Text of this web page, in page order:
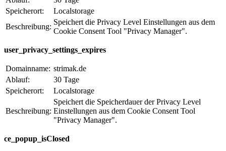
Speicherort:
Localstorage
Beschreibung:
Speichert die Privacy Level Einstellungen aus dem
Cookie Consent Tool "Privacy Manager".
user_privacy_settings_expires
Domainname: strimak.de
Ablauf:
30 Tage
Speicherort:
Localstorage
Beschreibung:
Speichert die Speicherdauer der Privacy Level
Einstellungen aus dem Cookie Consent Tool
"Privacy Manager".
ce_popup_isClosed